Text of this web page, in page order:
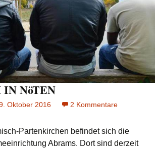
NöTEN
Oktober 2016 2 Kommentare
NöTEN
Partenkirchen befindet sich die
Abrams. Dort sind derzeit